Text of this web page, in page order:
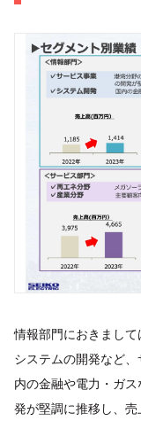
情報部門におきまし
システムの開発など
内の金融や電力・ガ
発が堅調に推移し、売